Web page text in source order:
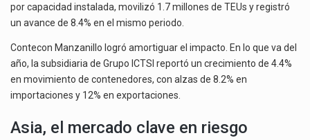
por capacidad instalada, movilizó 1.7 millones de TEUs y registró
un avance de 8.4% en el mismo periodo.
Contecon Manzanillo logró amortiguar el impacto. En lo que va del
año, la subsidiaria de Grupo ICTSI reportó un crecimiento de 4.4%
en movimiento de contenedores, con alzas de 8.2% en
importaciones y 12% en exportaciones.
Asia, el mercado clave en riesgo